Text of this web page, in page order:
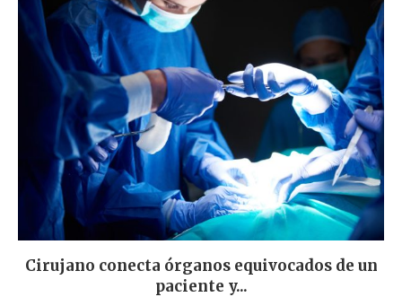
Cirujano conecta órganos equivocados de un
paciente y...